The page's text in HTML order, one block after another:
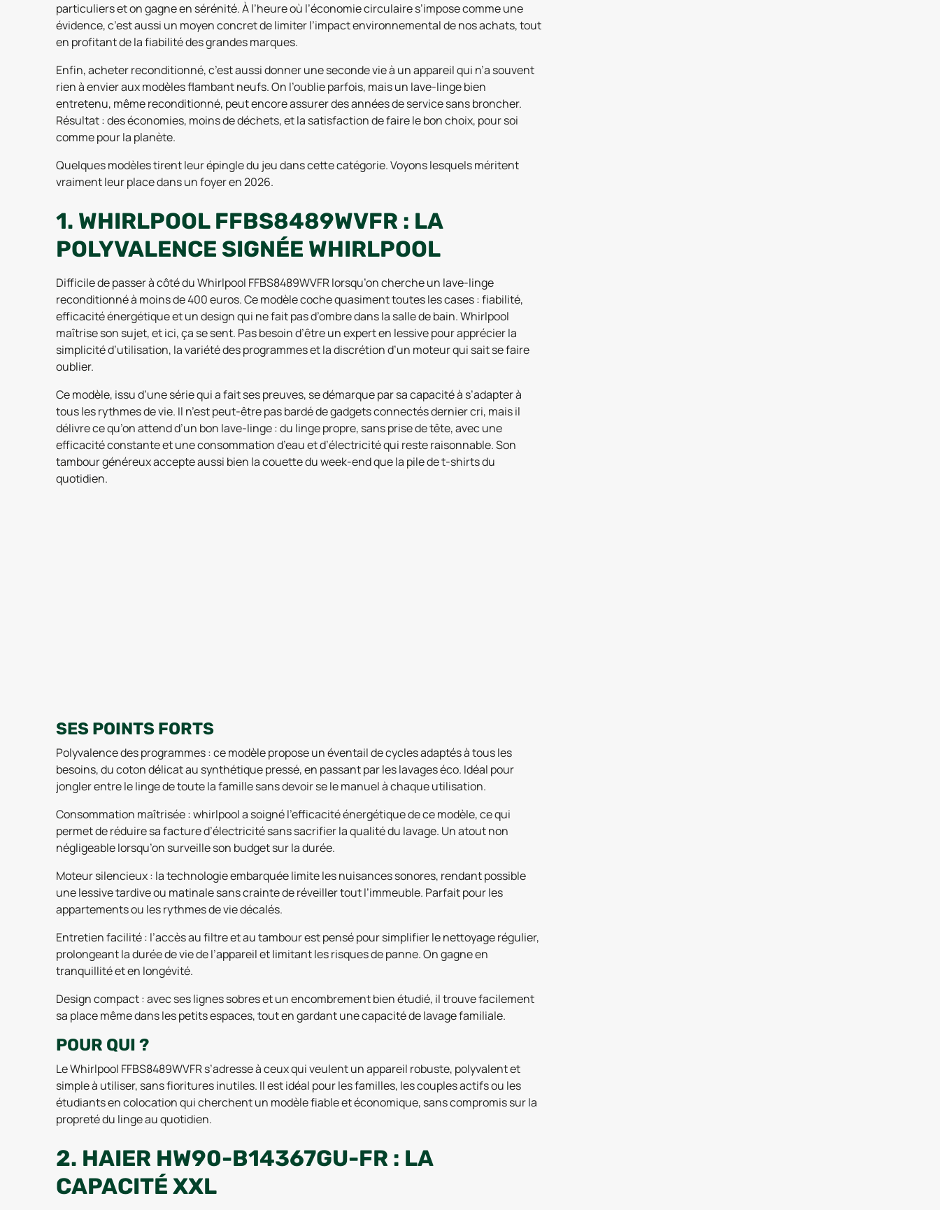
particuliers et on gagne en sérénité. À l’heure où l’économie circulaire s’impose comme une
évidence, c’est aussi un moyen concret de limiter l’impact environnemental de nos achats, tout
en profitant de la fiabilité des grandes marques.
Enfin, acheter reconditionné, c’est aussi donner une seconde vie à un appareil qui n’a souvent
rien à envier aux modèles flambant neufs. On l’oublie parfois, mais un lave-linge bien
entretenu, même reconditionné, peut encore assurer des années de service sans broncher.
Résultat : des économies, moins de déchets, et la satisfaction de faire le bon choix, pour soi
comme pour la planète.
Quelques modèles tirent leur épingle du jeu dans cette catégorie. Voyons lesquels méritent
vraiment leur place dans un foyer en 2026.
1. WHIRLPOOL FFBS8489WVFR : LA
POLYVALENCE SIGNÉE WHIRLPOOL
Difficile de passer à côté du Whirlpool FFBS8489WVFR lorsqu’on cherche un lave-linge
reconditionné à moins de 400 euros. Ce modèle coche quasiment toutes les cases : fiabilité,
efficacité énergétique et un design qui ne fait pas d’ombre dans la salle de bain. Whirlpool
maîtrise son sujet, et ici, ça se sent. Pas besoin d’être un expert en lessive pour apprécier la
simplicité d’utilisation, la variété des programmes et la discrétion d’un moteur qui sait se faire
oublier.
Ce modèle, issu d’une série qui a fait ses preuves, se démarque par sa capacité à s’adapter à
tous les rythmes de vie. Il n’est peut-être pas bardé de gadgets connectés dernier cri, mais il
délivre ce qu’on attend d’un bon lave-linge : du linge propre, sans prise de tête, avec une
efficacité constante et une consommation d’eau et d’électricité qui reste raisonnable. Son
tambour généreux accepte aussi bien la couette du week-end que la pile de t-shirts du
quotidien.
SES POINTS FORTS
Polyvalence des programmes : ce modèle propose un éventail de cycles adaptés à tous les
besoins, du coton délicat au synthétique pressé, en passant par les lavages éco. Idéal pour
jongler entre le linge de toute la famille sans devoir se le manuel à chaque utilisation.
Consommation maîtrisée : whirlpool a soigné l’efficacité énergétique de ce modèle, ce qui
permet de réduire sa facture d’électricité sans sacrifier la qualité du lavage. Un atout non
négligeable lorsqu’on surveille son budget sur la durée.
Moteur silencieux : la technologie embarquée limite les nuisances sonores, rendant possible
une lessive tardive ou matinale sans crainte de réveiller tout l’immeuble. Parfait pour les
appartements ou les rythmes de vie décalés.
Entretien facilité : l’accès au filtre et au tambour est pensé pour simplifier le nettoyage régulier,
prolongeant la durée de vie de l’appareil et limitant les risques de panne. On gagne en
tranquillité et en longévité.
Design compact : avec ses lignes sobres et un encombrement bien étudié, il trouve facilement
sa place même dans les petits espaces, tout en gardant une capacité de lavage familiale.
POUR QUI ?
Le Whirlpool FFBS8489WVFR s’adresse à ceux qui veulent un appareil robuste, polyvalent et
simple à utiliser, sans fioritures inutiles. Il est idéal pour les familles, les couples actifs ou les
étudiants en colocation qui cherchent un modèle fiable et économique, sans compromis sur la
propreté du linge au quotidien.
2. HAIER HW90-B14367GU-FR : LA
CAPACITÉ XXL